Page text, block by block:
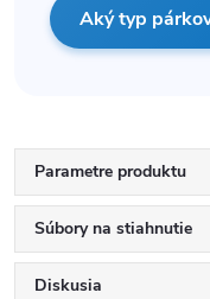
Aký typ
Parametre produktu
Súbory na stiahnutie
Diskusia